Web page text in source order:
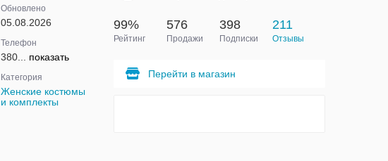
Обновлено
05.08.2026
Телефон
380... показать
Категория
Женские костюмы
и комплекты
99%
Рейтинг
576
Продажи
398
Подписки
211
Отзывы
Перейти в магазин